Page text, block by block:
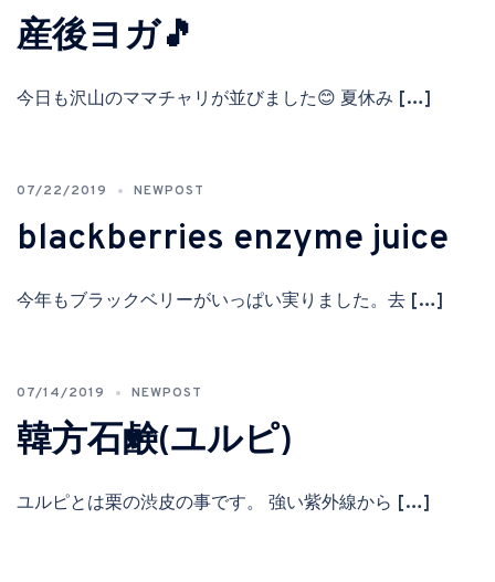
産後ヨガ🎵
今日も沢山のママチャリが並びました😊 夏休み […]
07/22/2019 NEWPOST
blackberries enzyme juice
今年もブラックベリーがいっぱい実りました。去 […]
07/14/2019 NEWPOST
韓方石鹸(ユルピ)
ユルピとは栗の渋皮の事です。 強い紫外線から […]